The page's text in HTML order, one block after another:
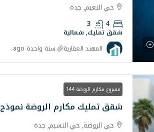
حي النعيم, جدة
4
3
شقق تمليك, شمالية
المهند العقارية سنة واحدة ago
مشروع مكارم الروضة 144
شقق تمليك مكارم الروضة نموذج B
حي الروضة, حي النسيم, جدة